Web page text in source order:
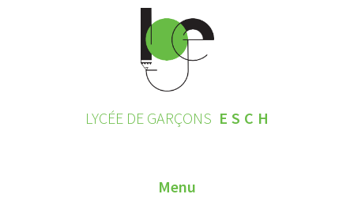
LYCÉE DE GARÇONS ESCH
Menu